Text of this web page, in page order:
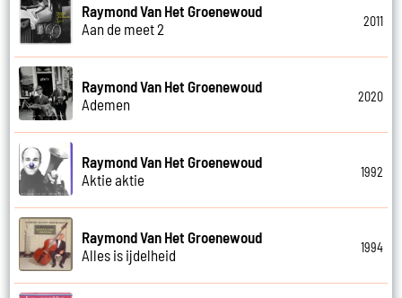
Raymond Van Het Groenewoud
Aan de meet 2
2011
Raymond Van Het Groenewoud
Ademen
2020
Raymond Van Het Groenewoud
Aktie aktie
1992
Raymond Van Het Groenewoud
Alles is ijdelheid
1994